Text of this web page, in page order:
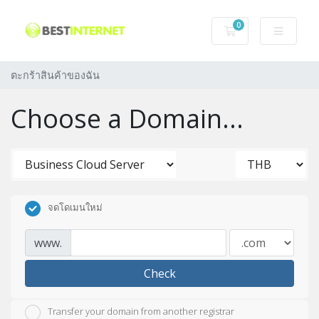
0
ตะกร้าสินค้าของ
ตะกร้าสินค้าของฉัน
Choose a Domain...
จดโดเมนใหม่
www.
Check
Transfer your domain from another registrar